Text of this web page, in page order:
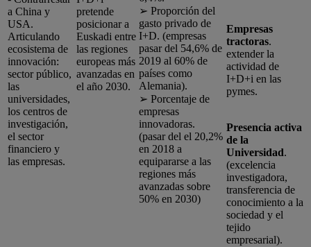
a China y
USA.
Articulando
ecosistema de
innovación:
sector público,
las
universidades,
los centros de
investigación,
el sector
financiero y
las empresas.
pretende
posicionar a
Euskadi entre
las regiones
europeas más
avanzadas en
el año 2030.
➢ Proporción del
gasto privado de
I+D. (empresas
pasar del 54,6% de
2019 al 60% de
países como
Alemania).
➢ Porcentaje de
empresas
innovadoras.
(pasar del el 20,2%
en 2018 a
equipararse a las
regiones más
avanzadas sobre
50% en 2030)
Empresas
tractoras.
extender la
actividad de
I+D+i en las
pymes.
Presencia activa
de la
Universidad.
(excelencia
investigadora,
transferencia de
conocimiento a la
sociedad y el
tejido
empresarial).